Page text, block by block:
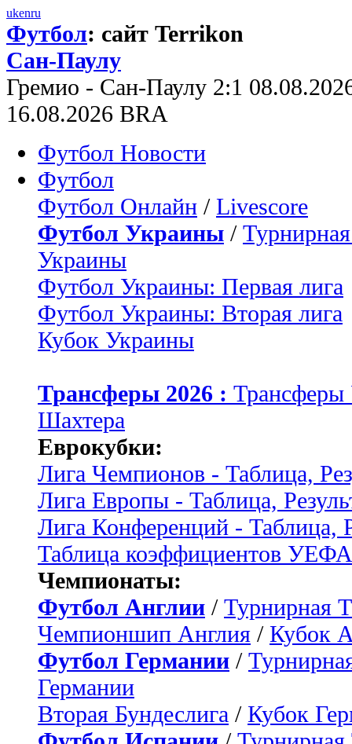
ukenru
Футбол: сайт Terrikon
Сан-Паулу
Гремио - Сан-Паулу 2:1
16.08.2026 BRA
Футбол Новости
Футбол
Футбол Онлайн / Livescore
Футбол Украины /
Украины
Футбол Украины: Первая лига
Футбол Украины: Вторая лига
Кубок Украины
Трансферы 2026 :
Шахтера
Еврокубки:
Лига Чемпионов - Таблица,
Лига Европы - Таблица,
Лига Конференций - Таблица,
Таблица коэффициентов УЕФА
Чемпионаты:
Футбол Англии / Турнирная
Чемпионшип Англия / Кубок
Футбол Германии /
Германии
Вторая Бундеслига / Кубок